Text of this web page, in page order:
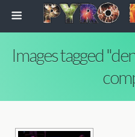
Images tagged